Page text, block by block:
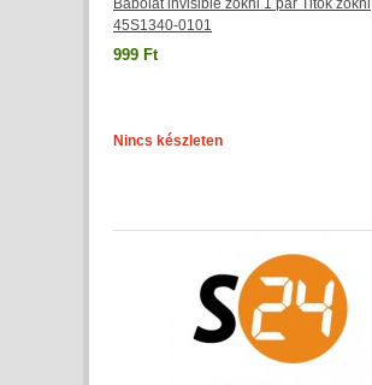
Babolat invisible zokni 1 pár Titok zokni
45S1340-0101
999 Ft
Nincs készleten